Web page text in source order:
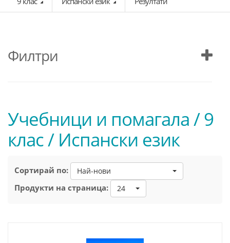
Филтри
Учебници и помагала / 9
клас / Испански език
Сортирай по: Най-нови
Продукти на страница: 24